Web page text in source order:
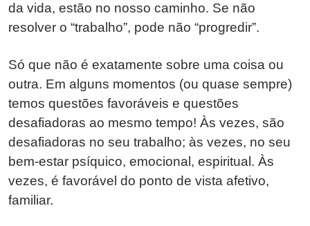
da vida, estão no nosso caminho. Se não
resolver o “trabalho”, pode não “progredir”.
Só que não é exatamente sobre uma coisa ou
outra. Em alguns momentos (ou quase sempre)
temos questões favoráveis e questões
desafiadoras ao mesmo tempo! Às vezes, são
desafiadoras no seu trabalho; às vezes, no seu
bem-estar psíquico, emocional, espiritual. Às
vezes, é favorável do ponto de vista afetivo,
familiar.